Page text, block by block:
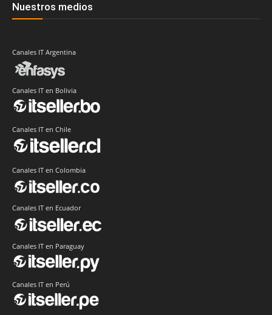
Nuestros medios
Canales IT Argentina
Canales IT en Bolivia
Canales IT en Chile
Canales IT en Colombia
Canales IT en Ecuador
Canales IT en Paraguay
Canales IT en Perú